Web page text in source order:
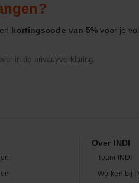
kortingscode van 5% voor je
in de privacyverklaring.
Over INDI
Team INDI
Werken bij